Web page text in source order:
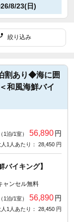
8/23(日)
絞り込み
割あり◆海に囲
和風海鮮バイ
（1泊/1室） 56,890円
人1人あたり： 28,450 円
イキング】
ャンセル無料
（1泊/1室） 56,890円
人1人あたり： 28,450 円